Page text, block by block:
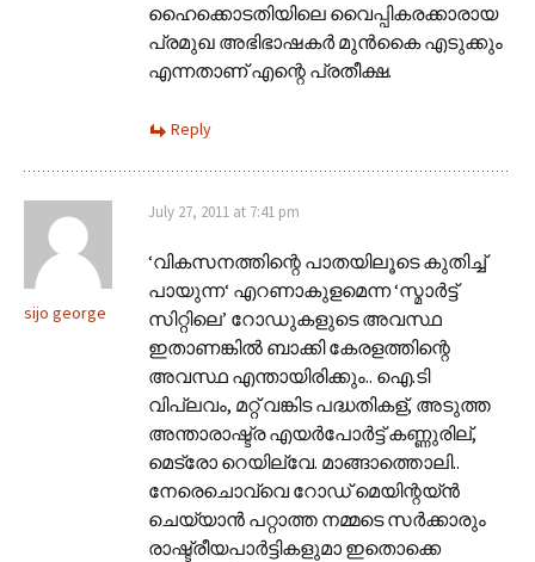
ഹൈക്കൊടതിയിലെ വൈപ്പികരക്കാരായ
പ്രമുഖ അഭിഭാഷകർ മുൻ‌കൈ എടുക്കും
എന്നതാണ് എന്റെ പ്രതീക്ഷ.
Reply
sijo george
July 27, 2011 at 7:41 pm
‘വികസനത്തിന്റെ പാതയിലൂടെ കുതിച്ച്
പായുന്ന‘ എറണാകുളമെന്ന ‘സ്മാർട്ട്
സിറ്റിലെ’ റോഡുകളുടെ അവസ്ഥ
ഇതാണങ്കിൽ ബാക്കി കേരളത്തിന്റെ
അവസ്ഥ എന്തായിരിക്കും.. ഐ.ടി
വിപ്ലവം, മറ്റ് വങ്കിട പദ്ധതികള്, അടുത്ത
അന്താരാഷ്ട്ര എയർപോർട്ട് കണ്ണുരില്,
മെട്രോ റെയില്വേ. മാങ്ങാത്തൊലി..
നേരെചൊവ്വെ റോഡ് മെയിന്റയ്ൻ
ചെയ്യാൻ പറ്റാത്ത നമ്മടെ സർക്കാരും
രാഷ്ട്രീയപാർട്ടികളുമാ ഇതൊക്കെ